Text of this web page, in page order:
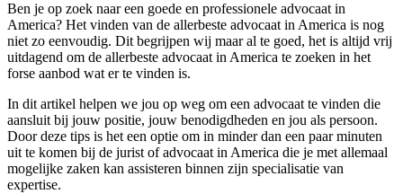
Ben je op zoek naar een goede en professionele advocaat in
America? Het vinden van de allerbeste advocaat in America is nog
niet zo eenvoudig. Dit begrijpen wij maar al te goed, het is altijd vrij
uitdagend om de allerbeste advocaat in America te zoeken in het
forse aanbod wat er te vinden is.
In dit artikel helpen we jou op weg om een advocaat te vinden die
aansluit bij jouw positie, jouw benodigdheden en jou als persoon.
Door deze tips is het een optie om in minder dan een paar minuten
uit te komen bij de jurist of advocaat in America die je met allemaal
mogelijke zaken kan assisteren binnen zijn specialisatie van
expertise.